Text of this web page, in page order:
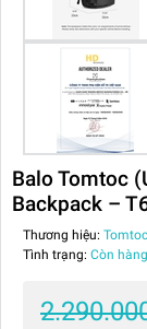
Balo Tomtoc
Backpack –
Thương hiệu: Tomtoc
Tình trạng: Còn hàng